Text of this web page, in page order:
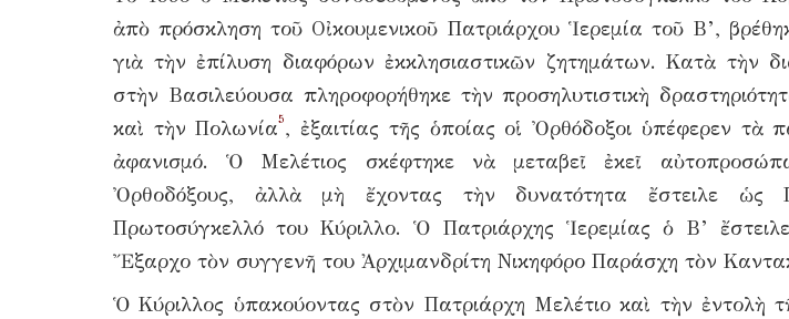
ἀπὸ πρόσκληση τοῦ Οἰκουμενικοῦ Πατριάρχου Ἱερεμία τοῦ Β’,
γιὰ τὴν ἐπίλυση διαφόρων ἐκκλησιαστικῶν ζητημάτων. Κατὰ τὴν
στὴν Βασιλεύουσα πληροφορήθηκε τὴν προσηλυτιστικὴ
καὶ τὴν Πολωνία5, ἐξαιτίας τῆς ὁποίας οἱ Ὀρθόδοξοι ὑπέφερεν τὰ
ἀφανισμό. Ὁ Μελέτιος σκέφτηκε νὰ μεταβεῖ ἐκεῖ
Ὀρθοδόξους, ἀλλὰ μὴ ἔχοντας τὴν δυνατότητα ἔστειλε ὡς
Πρωτοσύγκελλό του Κύριλλο. Ὁ Πατριάρχης Ἱερεμίας ὁ Β’
Ἔξαρχο τὸν συγγενῆ του Ἀρχιμανδρίτη Νικηφόρο Παράσχη τὸν
Ὁ Κύριλλος ὑπακούοντας στὸν Πατριάρχη Μελέτιο καὶ τὴν ἐντολὴ